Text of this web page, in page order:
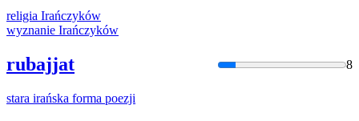
religia Irańczyków
wyznanie Irańczyków
rubajjat 8
stara irańska forma poezji